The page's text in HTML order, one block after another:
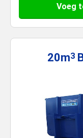
Voeg
20m3